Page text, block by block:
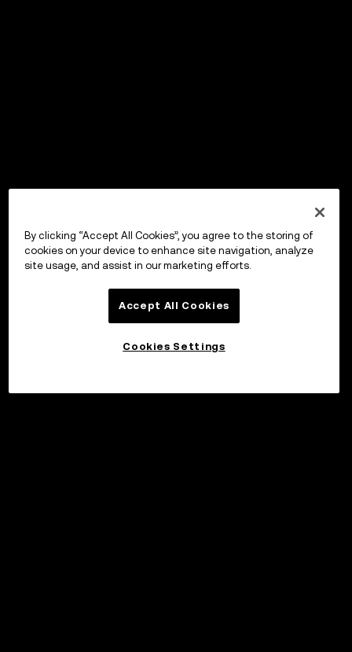
By clicking “Accept All Cookies”, you agree to the storing of
cookies on your device to enhance site navigation, analyze
site usage, and assist in our marketing efforts.
Accept All Cookies
Cookies Settings